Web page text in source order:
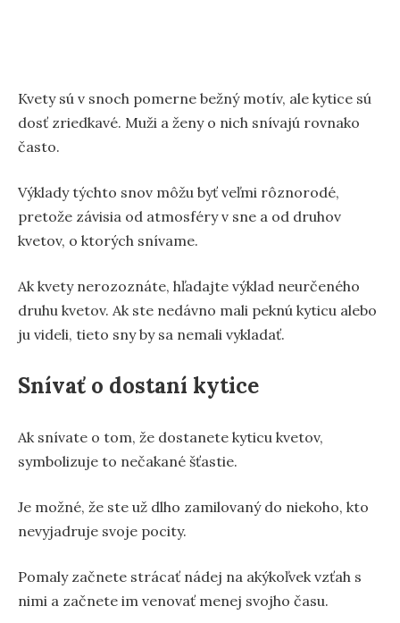
Kvety sú v snoch pomerne bežný motív, ale kytice sú
dosť zriedkavé. Muži a ženy o nich snívajú rovnako
často.
Výklady týchto snov môžu byť veľmi rôznorodé,
pretože závisia od atmosféry v sne a od druhov
kvetov, o ktorých snívame.
Ak kvety nerozoznáte, hľadajte výklad neurčeného
druhu kvetov. Ak ste nedávno mali peknú kyticu alebo
ju videli, tieto sny by sa nemali vykladať.
Snívať o dostaní kytice
Ak snívate o tom, že dostanete kyticu kvetov,
symbolizuje to nečakané šťastie.
Je možné, že ste už dlho zamilovaný do niekoho, kto
nevyjadruje svoje pocity.
Pomaly začnete strácať nádej na akýkoľvek vzťah s
nimi a začnete im venovať menej svojho času.